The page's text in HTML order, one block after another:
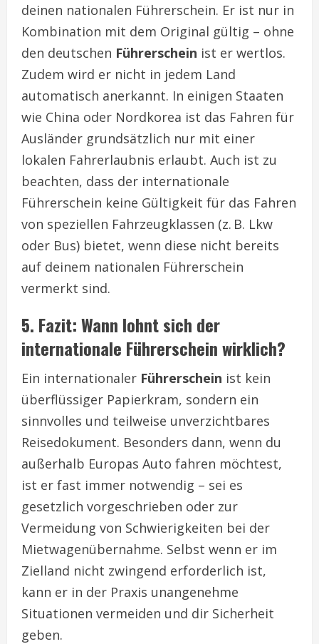
deinen nationalen Führerschein. Er ist nur in
Kombination mit dem Original gültig – ohne
den deutschen Führerschein ist er wertlos.
Zudem wird er nicht in jedem Land
automatisch anerkannt. In einigen Staaten
wie China oder Nordkorea ist das Fahren für
Ausländer grundsätzlich nur mit einer
lokalen Fahrerlaubnis erlaubt. Auch ist zu
beachten, dass der internationale
Führerschein keine Gültigkeit für das Fahren
von speziellen Fahrzeugklassen (z. B. Lkw
oder Bus) bietet, wenn diese nicht bereits
auf deinem nationalen Führerschein
vermerkt sind.
5. Fazit: Wann lohnt sich der
internationale Führerschein wirklich?
Ein internationaler Führerschein ist kein
überflüssiger Papierkram, sondern ein
sinnvolles und teilweise unverzichtbares
Reisedokument. Besonders dann, wenn du
außerhalb Europas Auto fahren möchtest,
ist er fast immer notwendig – sei es
gesetzlich vorgeschrieben oder zur
Vermeidung von Schwierigkeiten bei der
Mietwagenübernahme. Selbst wenn er im
Zielland nicht zwingend erforderlich ist,
kann er in der Praxis unangenehme
Situationen vermeiden und dir Sicherheit
geben.